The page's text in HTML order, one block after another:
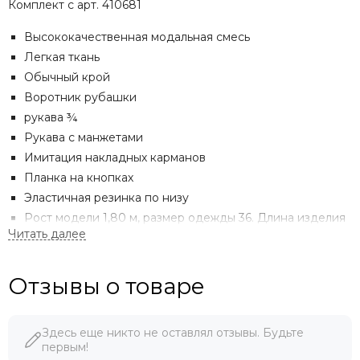
Комплект с арт. 410681
Высококачественная модальная смесь
Легкая ткань
Обычный крой
Воротник рубашки
рукава ¾
Рукава с манжетами
Имитация накладных карманов
Планка на кнопках
Эластичная резинка по низу
Рост модели 1,80 м, размер одежды 36. Длина изделия
размера 38 составляет 54 см.
С НАМИ ВЫГОДНО:
Отзывы о товаре
Здесь еще никто не оставлял отзывы. Будьте
первым!